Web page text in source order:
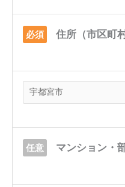
必須 住所（市区町
任意 マンション・